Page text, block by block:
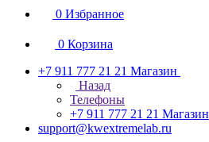
0 Избранное
0 Корзина
+7 911 777 21 21 Магазин
Назад
Телефоны
+7 911 777 21 21 Магазин
support@kwextremelab.ru